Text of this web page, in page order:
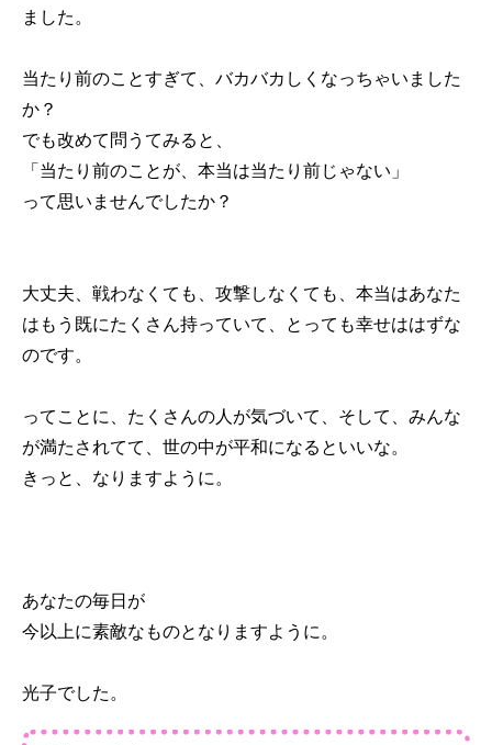
ました。
当たり前のことすぎて、バカバカしくなっちゃいました
か？
でも改めて問うてみると、
「当たり前のことが、本当は当たり前じゃない」
って思いませんでしたか？
大丈夫、戦わなくても、攻撃しなくても、本当はあなた
はもう既にたくさん持っていて、とっても幸せははずな
のです。
ってことに、たくさんの人が気づいて、そして、みんな
が満たされてて、世の中が平和になるといいな。
きっと、なりますように。
あなたの毎日が
今以上に素敵なものとなりますように。
光子でした。